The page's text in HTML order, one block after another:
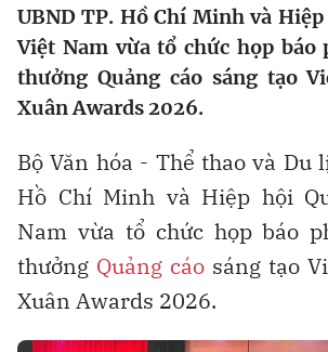
UBND TP. Hồ Chí Minh và
Việt Nam vừa tổ chức họp báo
thưởng Quảng cáo sáng tạo
Xuân Awards 2026.
Bộ Văn hóa - Thể thao và Du
Hồ Chí Minh và Hiệp hội
Nam vừa tổ chức họp báo
thưởng Quảng cáo sáng tạo
Xuân Awards 2026.